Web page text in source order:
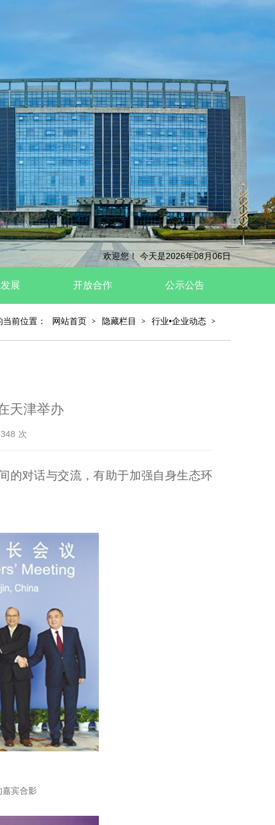
欢迎您！ 今天是2026年08月06日
展 开放合作 公示公告
当前位置： 网站首页 隐藏栏目 行业•企业动态
天津举办
348 次
的对话与交流，有助于加强自身生态环
嘉宾合影